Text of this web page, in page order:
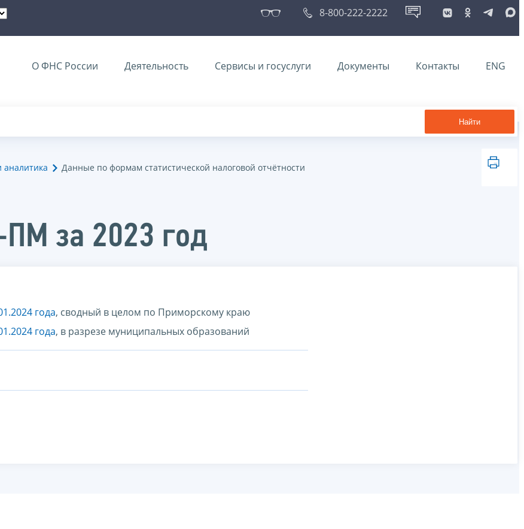
8-800-222-2222
О ФНС России Деятельность Сервисы и госуслуги Документы Контакты ENG
Найти
аналитика Данные по формам статистической налоговой отчётности
за 2023 год
года, сводный в целом по Приморскому краю
года, в разрезе муниципальных образований